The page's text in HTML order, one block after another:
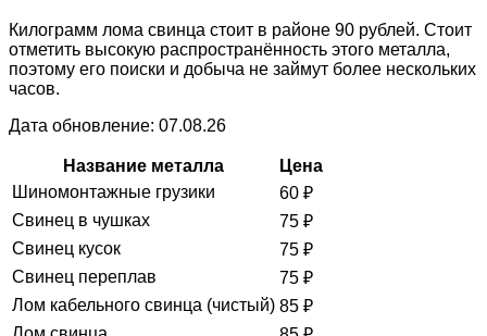
Килограмм лома свинца стоит в районе 90 рублей. Стоит
отметить высокую распространённость этого металла,
поэтому его поиски и добыча не займут более нескольких
часов.
Дата обновление: 07.08.26
Название металла
Цена
Шиномонтажные грузики
60 ₽
Свинец в чушках
75 ₽
Свинец кусок
75 ₽
Свинец переплав
75 ₽
Лом кабельного свинца (чистый) 85 ₽